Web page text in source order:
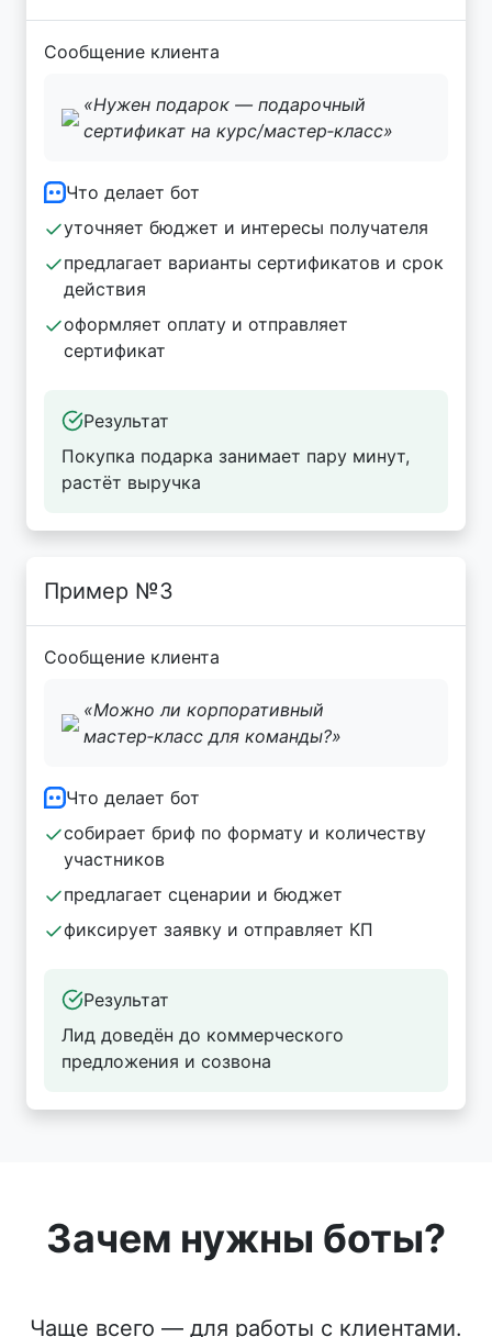
Сообщение клиента
«Нужен подарок — подарочный
сертификат на курс/мастер‑класс»
Что делает бот
уточняет бюджет и интересы получателя
предлагает варианты сертификатов и срок
действия
оформляет оплату и отправляет
сертификат
Результат
Покупка подарка занимает пару минут,
растёт выручка
Пример №3
Сообщение клиента
«Можно ли корпоративный
мастер‑класс для команды?»
Что делает бот
собирает бриф по формату и количеству
участников
предлагает сценарии и бюджет
фиксирует заявку и отправляет КП
Результат
Лид доведён до коммерческого
предложения и созвона
Зачем нужны боты?
Чаще всего — для работы с клиентами.